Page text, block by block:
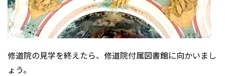
修道院の見学を終えたら、修道院付属図書館に向かいまし
ょう。